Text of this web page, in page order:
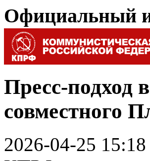
Официальный
Пресс-подход
2026-04-25 15:18